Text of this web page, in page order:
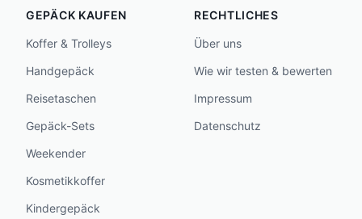
GEPÄCK KAUFEN
Koffer & Trolleys
Handgepäck
Reisetaschen
Gepäck-Sets
Weekender
Kosmetikkoffer
Kindergepäck
RECHTLICHES
Über uns
Wie wir testen & bewerten
Impressum
Datenschutz